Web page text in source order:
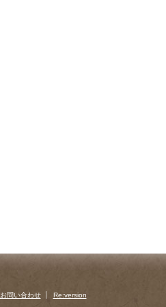
お問い合わせ Re:version